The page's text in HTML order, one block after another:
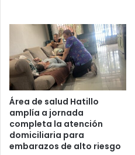
Área de salud Hatillo
amplía a jornada
completa la atención
domiciliaria para
embarazos de alto riesgo